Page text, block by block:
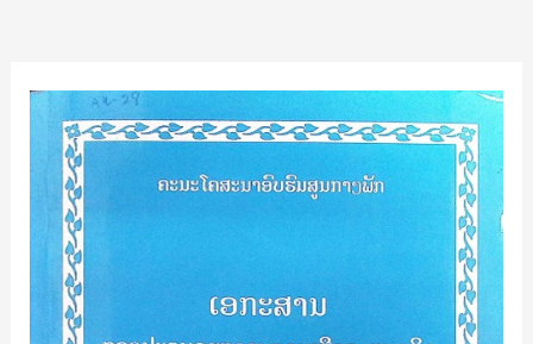
ເອກະສານ
ກອງ
ປະຊຸມ
ວຽກງານ
ເມືອງ-
ແນວ